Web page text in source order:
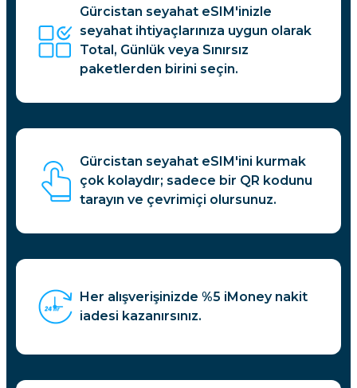
Gürcistan seyahat eSIM'inizle
seyahat ihtiyaçlarınıza uygun olarak
Total, Günlük veya Sınırsız
paketlerden birini seçin.
Gürcistan seyahat eSIM'ini kurmak
çok kolaydır; sadece bir QR kodunu
tarayın ve çevrimiçi olursunuz.
Her alışverişinizde %5 iMoney nakit
iadesi kazanırsınız.